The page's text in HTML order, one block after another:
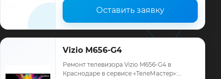
Оставить заявку
Vizio M656-G4
Ремонт телевизора Vizio M656-G4 в
Краснодаре в сервисе «ТелеМастер»: